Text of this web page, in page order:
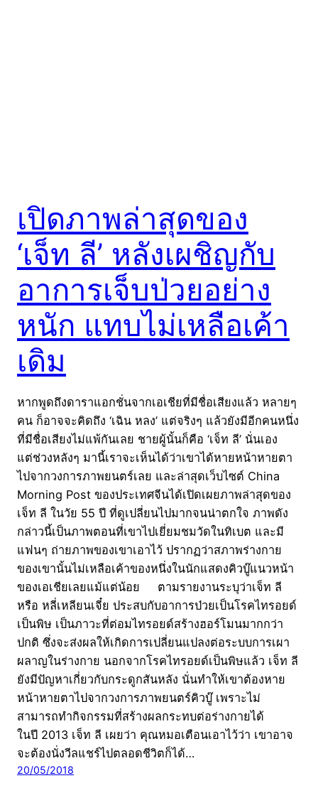
เปิดภาพล่าสุดของ
‘เจ็ท ลี’ หลังเผชิญกับ
อาการเจ็บป่วยอย่าง
หนัก แทบไม่เหลือเค้า
เดิม
หากพูดถึงดาราแอกชั่นจากเอเชียที่มีชื่อเสียงแล้ว หลายๆ
คน ก็อาจจะคิดถึง ‘เฉิน หลง’ แต่จริงๆ แล้วยังมีอีกคนหนึ่ง
ที่มีชื่อเสียงไม่แพ้กันเลย ชายผู้นั้นก็คือ ‘เจ็ท ลี’ นั่นเอง
แต่ช่วงหลังๆ มานี้เราจะเห็นได้ว่าเขาได้หายหน้าหายตา
ไปจากวงการภาพยนตร์เลย และล่าสุดเว็บไซต์ China
Morning Post ของประเทศจีนได้เปิดเผยภาพล่าสุดของ
เจ็ท ลี ในวัย 55 ปี ที่ดูเปลี่ยนไปมากจนน่าตกใจ ภาพดัง
กล่าวนี้เป็นภาพตอนที่เขาไปเยี่ยมชมวัดในทิเบต และมี
แฟนๆ ถ่ายภาพของเขาเอาไว้ ปรากฏว่าสภาพร่างกาย
ของเขานั้นไม่เหลือเค้าของหนึ่งในนักแสดงคิวบู๊แนวหน้า
ของเอเชียเลยแม้แต่น้อย ตามรายงานระบุว่าเจ็ท ลี
หรือ หลี่เหลียนเจี๋ย ประสบกับอาการป่วยเป็นโรคไทรอยด์
เป็นพิษ เป็นภาวะที่ต่อมไทรอยด์สร้างฮอร์โมนมากกว่า
ปกติ ซึ่งจะส่งผลให้เกิดการเปลี่ยนแปลงต่อระบบการเผา
ผลาญในร่างกาย นอกจากโรคไทรอยด์เป็นพิษแล้ว เจ็ท ลี
ยังมีปัญหาเกี่ยวกับกระดูกสันหลัง นั่นทำให้เขาต้องหาย
หน้าหายตาไปจากวงการภาพยนตร์คิวบู๊ เพราะไม่
สามารถทำกิจกรรมที่สร้างผลกระทบต่อร่างกายได้
ในปี 2013 เจ็ท ลี เผยว่า คุณหมอเตือนเอาไว้ว่า เขาอาจ
จะต้องนั่งวีลแชร์ไปตลอดชีวิตก็ได้…
20/05/2018